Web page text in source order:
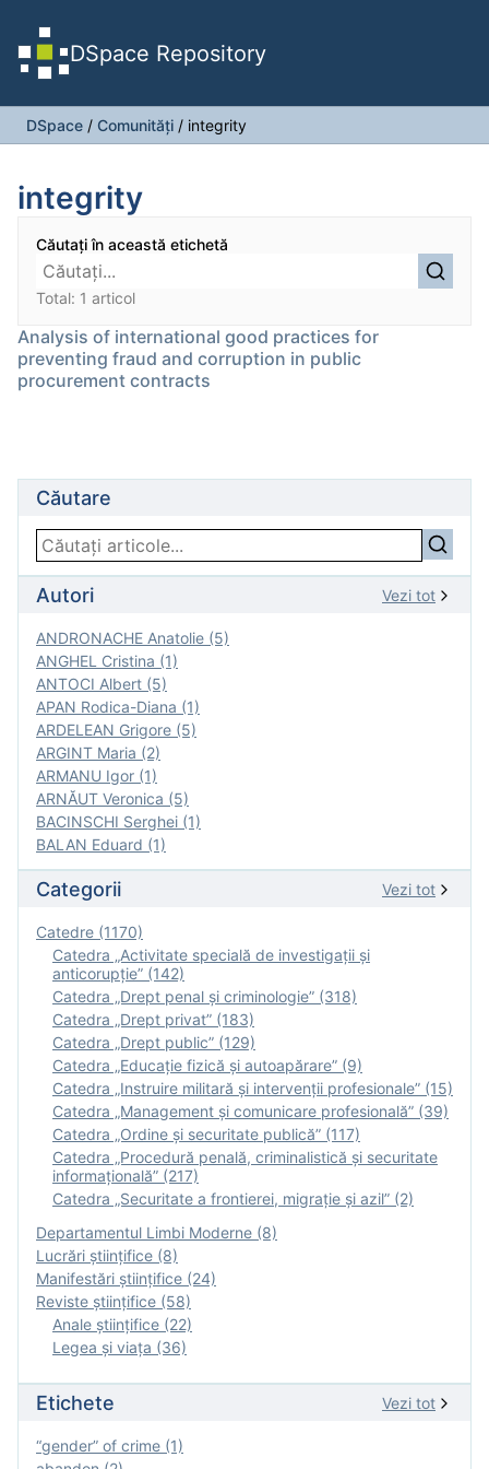
DSpace Repository
DSpace / Comunități / integrity
integrity
Căutați în această etichetă
Total: 1 articol
Analysis of international good practices for
preventing fraud and corruption in public
procurement contracts
Căutare
Autori Vezi tot
ANDRONACHE Anatolie (5)
ANGHEL Cristina (1)
ANTOCI Albert (5)
APAN Rodica-Diana (1)
ARDELEAN Grigore (5)
ARGINT Maria (2)
ARMANU Igor (1)
ARNĂUT Veronica (5)
BACINSCHI Serghei (1)
BALAN Eduard (1)
Categorii Vezi tot
Catedre (1170)
Catedra „Activitate specială de investigaţii şi
anticorupție” (142)
Catedra „Drept penal și criminologie” (318)
Catedra „Drept privat” (183)
Catedra „Drept public” (129)
Catedra „Educație fizică şi autoapărare” (9)
Catedra „Instruire militară şi intervenţii profesionale” (15)
Catedra „Management și comunicare profesională” (39)
Catedra „Ordine și securitate publică” (117)
Catedra „Procedură penală, criminalistică și securitate
informațională” (217)
Catedra „Securitate a frontierei, migrație și azil” (2)
Departamentul Limbi Moderne (8)
Lucrări științifice (8)
Manifestări ştiinţifice (24)
Reviste ştiinţifice (58)
Anale ştiinţifice (22)
Legea şi viaţa (36)
Etichete Vezi tot
“gender” of crime (1)